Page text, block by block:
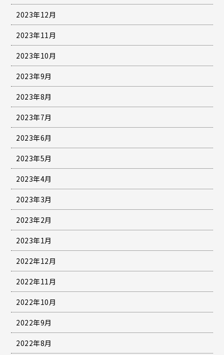
2023年12月
2023年11月
2023年10月
2023年9月
2023年8月
2023年7月
2023年6月
2023年5月
2023年4月
2023年3月
2023年2月
2023年1月
2022年12月
2022年11月
2022年10月
2022年9月
2022年8月